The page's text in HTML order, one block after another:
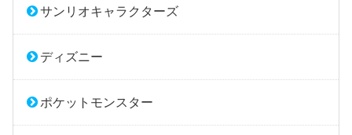
サンリオキャラクターズ
ディズニー
ポケットモンスター